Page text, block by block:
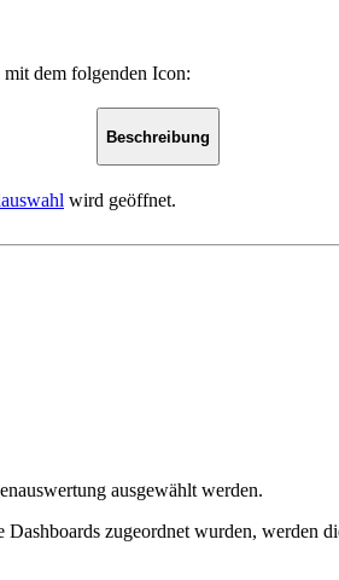
mit dem folgenden Icon:
Beschreibung
wird geöffnet.
ausgewählt werden.
zugeordnet wurden, werden